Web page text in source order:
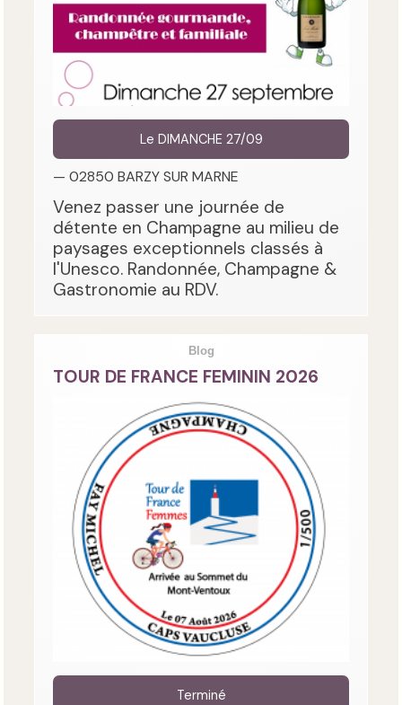
Le DIMANCHE 27/09
— 02850 BARZY SUR MARNE
Venez passer une journée de
détente en Champagne au milieu de
paysages exceptionnels classés à
l'Unesco. Randonnée, Champagne &
Gastronomie au RDV.
Blog
TOUR DE FRANCE FEMININ 2026
Terminé